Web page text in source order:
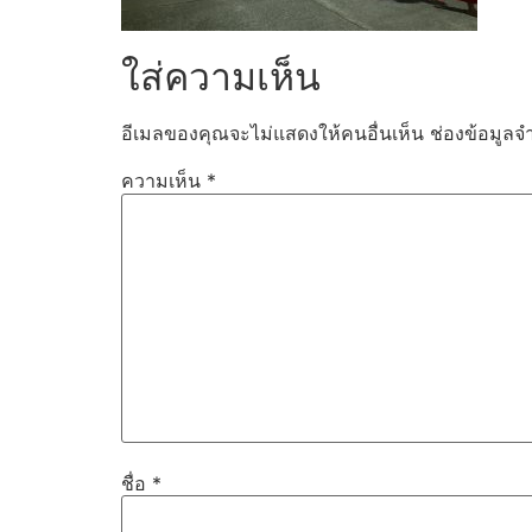
ใส่ความเห็น
อีเมลของคุณจะไม่แสดงให้คนอื่นเห็น ช่องข้อมูลจ
ความเห็น *
ชื่อ *